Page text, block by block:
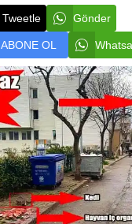
Tweetle Gönder
ABONE OL